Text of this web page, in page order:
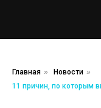
Главная » Новости »
11 причин, по которым